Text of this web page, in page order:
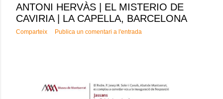
ANTONI HERVÀS | EL MISTERIO DE
CAVIRIA | LA CAPELLA, BARCELONA
Comparteix Publica un comentari a l'entrada